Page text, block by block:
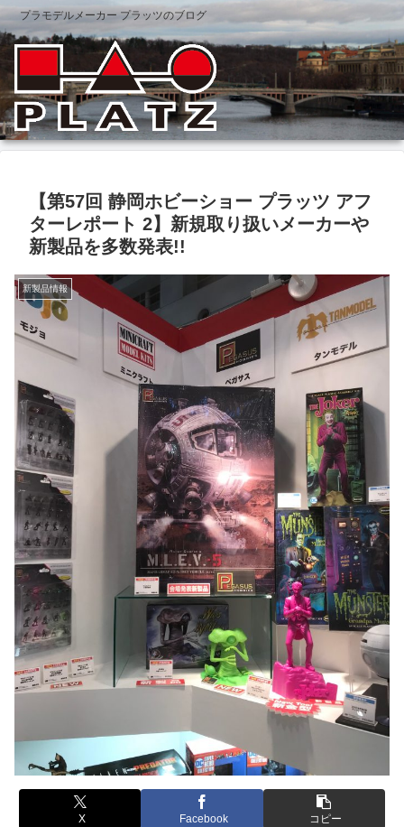
プラモデルメーカー プラッツのブログ
【第57回 静岡ホビーショー プラッツ アフ
ターレポート 2】新規取り扱いメーカーや
新製品を多数発表!!
新製品情報
X Facebook コピー